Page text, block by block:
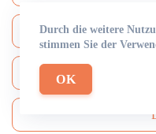
Durch die weitere
stimmen Sie der
OK